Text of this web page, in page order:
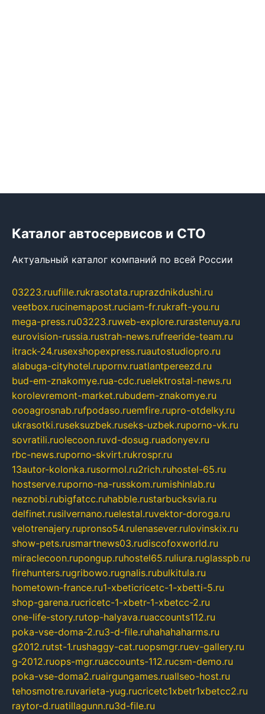
Каталог автосервисов и СТО
Актуальный каталог компаний по всей России
03223.ruufille.rukrasotata.ruprazdnikdushi.ru
veetbox.rucinemapost.ruciam-fr.rukraft-you.ru
mega-press.ru03223.ruweb-explore.rurastenuya.ru
eurovision-russia.rustrah-news.rufreeride-team.ru
itrack-24.rusexshopexpress.ruautostudiopro.ru
alabuga-cityhotel.rupornv.ruatlantpereezd.ru
bud-em-znakomye.rua-cdc.ruelektrostal-news.ru
korolevremont-market.rubudem-znakomye.ru
oooagrosnab.rufpodaso.ruemfire.rupro-otdelky.ru
ukrasotki.ruseksuzbek.ruseks-uzbek.ruporno-vk.ru
sovratili.ruolecoon.ruvd-dosug.ruadonyev.ru
rbc-news.ruporno-skvirt.rukrospr.ru
13autor-kolonka.rusormol.ru2rich.ruhostel-65.ru
hostserve.ruporno-na-russkom.rumishinlab.ru
neznobi.rubigfatcc.ruhabble.rustarbucksvia.ru
delfinet.rusilvernano.ruelestal.ruvektor-doroga.ru
velotrenajery.rupronso54.rulenasever.rulovinskix.ru
show-pets.rusmartnews03.rudiscofoxworld.ru
miraclecoon.rupongup.ruhostel65.ruliura.ruglasspb.ru
firehunters.rugribowo.rugnalis.rubulkitula.ru
hometown-france.ru1-xbeticricetc-1-xbetti-5.ru
shop-garena.rucricetc-1-xbetr-1-xbetcc-2.ru
one-life-story.rutop-halyava.ruaccounts112.ru
poka-vse-doma-2.ru3-d-file.ruhahahaharms.ru
g2012.rutst-1.rushaggy-cat.ruopsmgr.ruev-gallery.ru
g-2012.ruops-mgr.ruaccounts-112.rucsm-demo.ru
poka-vse-doma2.ruairgungames.ruallseo-host.ru
tehosmotre.ruvarieta-yug.rucricetc1xbetr1xbetcc2.ru
raytor-d.ruatillagunn.ru3d-file.ru